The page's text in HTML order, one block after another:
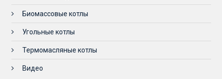
Биомассовые котлы
Угольные котлы
Термомасляные котлы
Видео